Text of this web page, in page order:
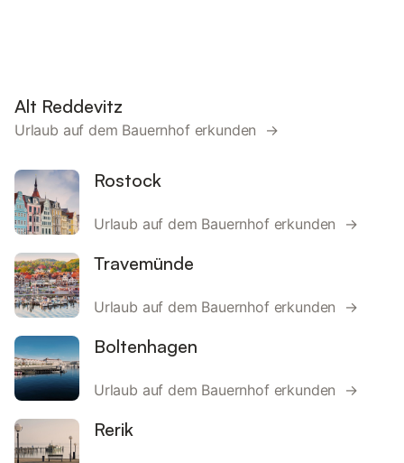
Alt Reddevitz
Urlaub auf dem Bauernhof erkunden →
Rostock
Urlaub auf dem Bauernhof erkunden →
Travemünde
Urlaub auf dem Bauernhof erkunden →
Boltenhagen
Urlaub auf dem Bauernhof erkunden →
Rerik